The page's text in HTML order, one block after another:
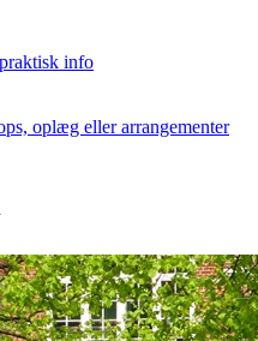
info
oplæg eller arrangementer